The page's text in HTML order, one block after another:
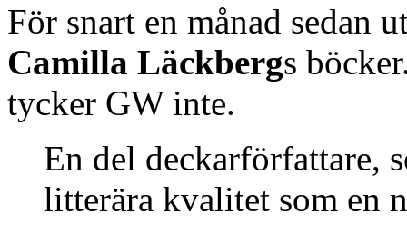
För snart en månad sedan
Camilla Läckbergs
tycker GW inte.
En del deckarförfattare,
litterära kvalitet som en